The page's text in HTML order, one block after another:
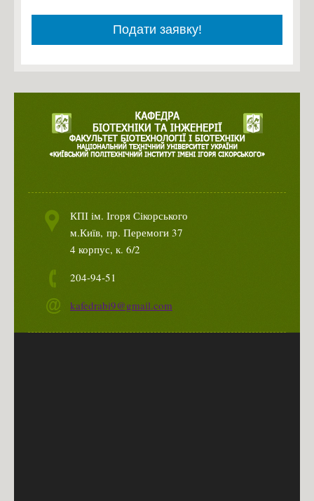
Подати заявку!
КПІ ім. Ігоря Сікорського
м.Київ, пр. Перемоги 37
4 корпус, к. 6/2
204-94-51
kafedrabi9@gmail.com